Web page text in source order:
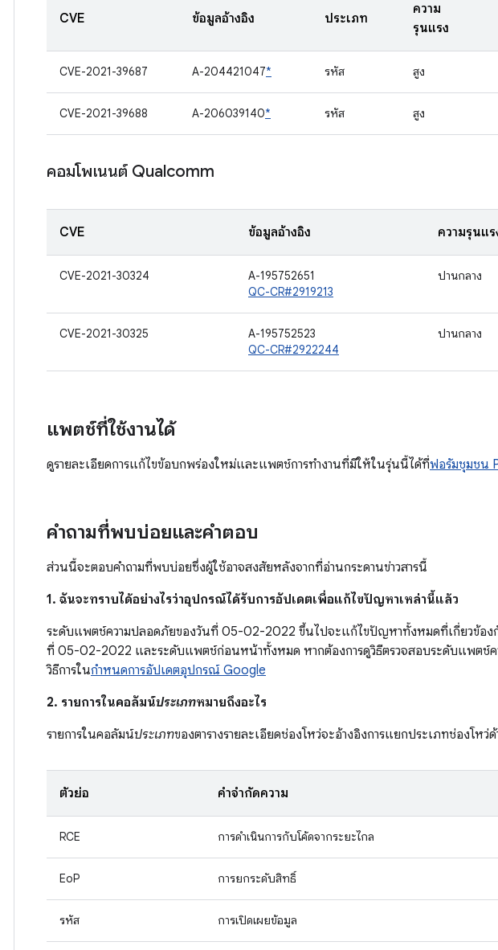
CVE ข้อมูลอ้างอิง ประเภท
ความ
รุนแรง
CVE-2021-39687 A-204421047* รหัส สูง
CVE-2021-39688 A-206039140* รหัส สูง
คอมโพเนนต์ Qualcomm
CVE ข้อมูลอ้างอิง ความรุนแร
CVE-2021-30324
A-195752651
QC-CR#2919213
ปานกลาง
CVE-2021-30325
A-195752523
QC-CR#2922244
ปานกลาง
แพตช์ที่ใช้งานได้
ดูรายละเอียดการแก้ไขข้อบกพร่องใหม่และแพตช์การทํางานที่มีให้ในรุ่นนี้ได้ที่ฟอรัมชุมชน
คำถามที่พบบ่อยและคำตอบ
ส่วนนี้จะตอบคำถามที่พบบ่อยซึ่งผู้ใช้อาจสงสัยหลังจากที่อ่านกระดานข่าวสารนี้
1. ฉันจะทราบได้อย่างไรว่าอุปกรณ์ได้รับการอัปเดตเพื่อแก้ไขปัญหาเหล่านี้แล้ว
ระดับแพตช์ความปลอดภัยของวันที่ 05-02-2022 ขึ้นไปจะแก้ไขปัญหาทั้งหมดที่เกี่ยวข้อง
ที่ 05-02-2022 และระดับแพตช์ก่อนหน้าทั้งหมด หากต้องการดูวิธีตรวจสอบระดับแพตช์
วิธีการในกำหนดการอัปเดตอุปกรณ์ Google
2. รายการในคอลัมน์ประเภทหมายถึงอะไร
รายการในคอลัมน์ประเภทของตารางรายละเอียดช่องโหว่จะอ้างอิงการแยกประเภทช่องโหว่
ตัวย่อ คำจำกัดความ
RCE การดำเนินการกับโค้ดจากระยะไกล
EoP การยกระดับสิทธิ์
รหัส การเปิดเผยข้อมูล